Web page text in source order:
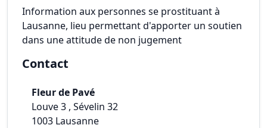
Information aux personnes se prostituant à
Lausanne, lieu permettant d'apporter un soutien
dans une attitude de non jugement
Contact
Fleur de Pavé
Louve 3 , Sévelin 32
1003 Lausanne